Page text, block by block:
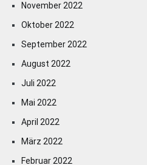
November 2022
Oktober 2022
September 2022
August 2022
Juli 2022
Mai 2022
April 2022
März 2022
Februar 2022